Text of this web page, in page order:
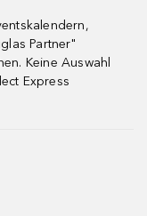
Partner"
Keine Auswahl
Express